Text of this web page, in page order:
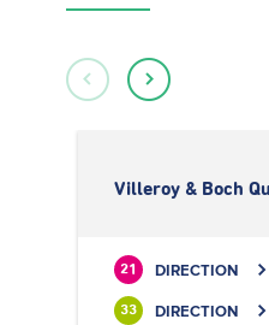
Villeroy & Boch
21 DIRECTION
33 DIRECTION